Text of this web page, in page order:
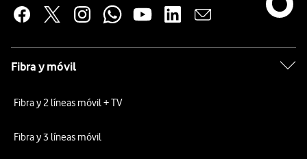
Fibra y móvil
Fibra y 2 líneas móvil + TV
Fibra y 3 líneas móvil